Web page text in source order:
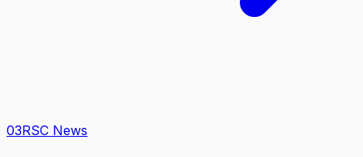
03RSC News